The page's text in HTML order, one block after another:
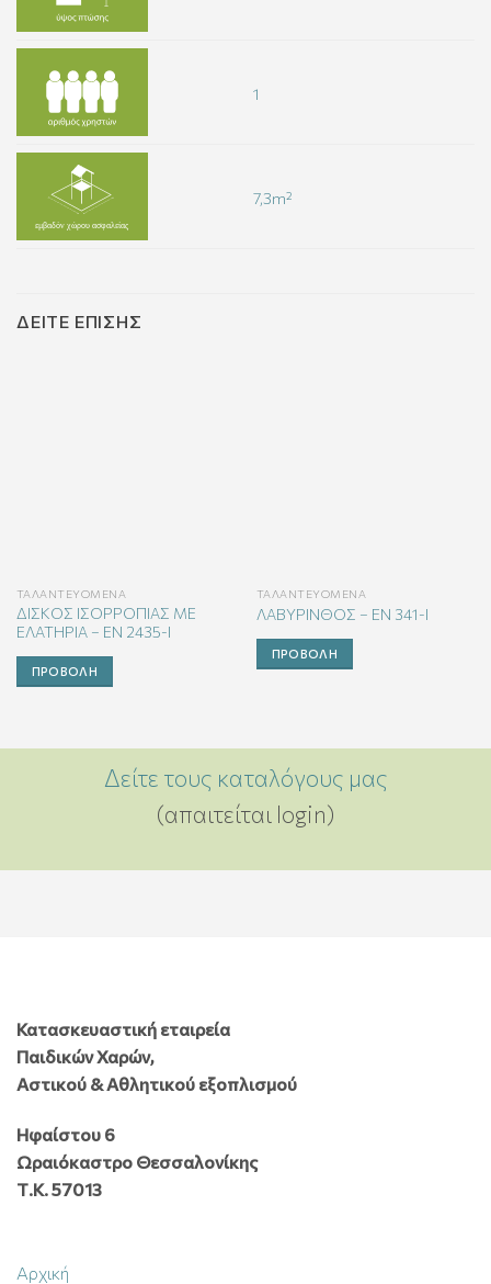
1
7,3m²
ΔΕΊΤΕ ΕΠΊΣΗΣ
ΤΑΛΑΝΤΕΥΌΜΕΝΑ
ΔΙΣΚΟΣ ΙΣΟΡΡΟΠΙΑΣ ΜΕ
ΕΛΑΤΗΡΙΑ – EN 2435-I
ΠΡΟΒΟΛΉ
ΤΑΛΑΝΤΕΥΌΜΕΝΑ
ΛΑΒΥΡΙΝΘΟΣ – EN 341-I
ΠΡΟΒΟΛΉ
Δείτε τους καταλόγους μας
(απαιτείται login)
Κατασκευαστική εταιρεία
Παιδικών Χαρών,
Αστικού & Αθλητικού εξοπλισμού
Ηφαίστου 6
Ωραιόκαστρο Θεσσαλονίκης
Τ.Κ. 57013
Αρχική